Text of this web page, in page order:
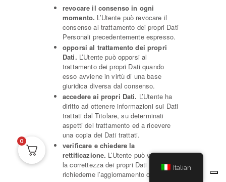
revocare il consenso in ogni
momento. L’Utente può revocare il
consenso al trattamento dei propri Dati
Personali precedentemente espresso.
opporsi al trattamento dei propri
Dati. L’Utente può opporsi al
trattamento dei propri Dati quando
esso avviene in virtù di una base
giuridica diversa dal consenso.
accedere ai propri Dati. L’Utente ha
diritto ad ottenere informazioni sui Dati
trattati dal Titolare, su determinati
aspetti del trattamento ed a ricevere
una copia dei Dati trattati.
verificare e chiedere la
rettificazione. L’Utente può verificare
la correttezza dei propri Dati e
richiederne l’aggiornamento o la
Italian
0